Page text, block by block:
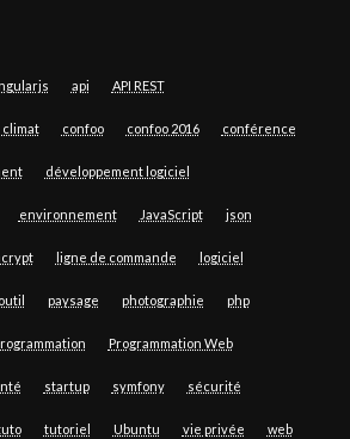
api API REST
climat confoo confoo 2016 conférence
développement logiciel
environnement JavaScript json
ligne de commande logiciel
outil paysage photographie php
Programmation Web
startup symfony sécurité
tutoriel Ubuntu vie privée web